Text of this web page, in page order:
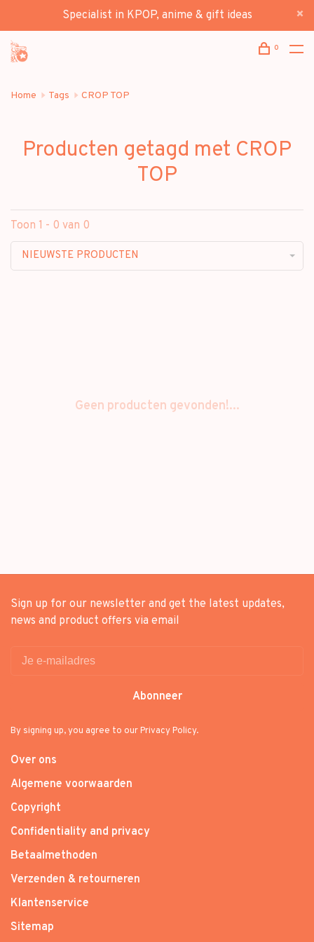
Specialist in KPOP, anime & gift ideas
0
Home Tags CROP TOP
Producten getagd met CROP
TOP
Toon 1 - 0 van 0
NIEUWSTE PRODUCTEN
Geen producten gevonden!...
Sign up for our newsletter and get the latest updates,
news and product offers via email
Abonneer
By signing up, you agree to our Privacy Policy.
Over ons
Algemene voorwaarden
Copyright
Confidentiality and privacy
Betaalmethoden
Verzenden & retourneren
Klantenservice
Sitemap